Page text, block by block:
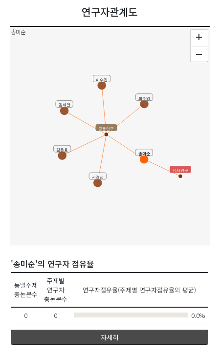
연구자관계도
송미순
김세안
이수진
최수영
서경산
김은호
송미순
공동연구
유사연구
'송미순'의 연구자 점유율
동일주제
총논문수
주제별
연구자
총논문수
연구자점유율(주제별 연구자점유율의 평균)
0 0 0.0%
자세히